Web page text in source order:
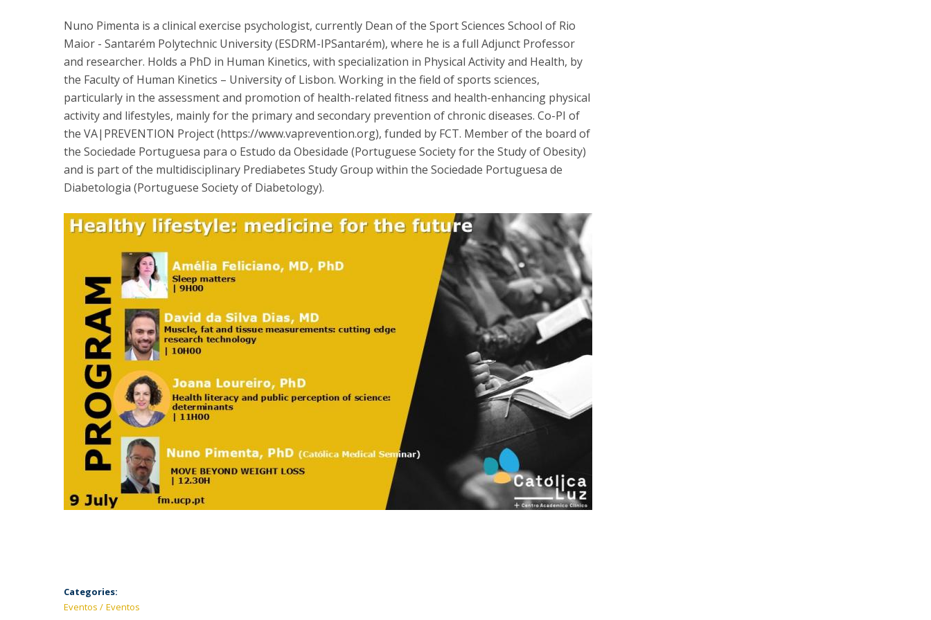
Nuno Pimenta is a clinical exercise psychologist, currently Dean of the Sport Sciences School of Rio
Maior - Santarém Polytechnic University (ESDRM-IPSantarém), where he is a full Adjunct Professor
and researcher. Holds a PhD in Human Kinetics, with specialization in Physical Activity and Health, by
the Faculty of Human Kinetics – University of Lisbon. Working in the field of sports sciences,
particularly in the assessment and promotion of health-related fitness and health-enhancing physical
activity and lifestyles, mainly for the primary and secondary prevention of chronic diseases. Co-PI of
the VA|PREVENTION Project (https://www.vaprevention.org), funded by FCT. Member of the board of
the Sociedade Portuguesa para o Estudo da Obesidade (Portuguese Society for the Study of Obesity)
and is part of the multidisciplinary Prediabetes Study Group within the Sociedade Portuguesa de
Diabetologia (Portuguese Society of Diabetology).
Categories:
Eventos
Eventos